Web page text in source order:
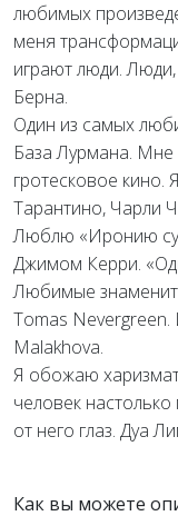
любимых
меня
играют люди.
Берна.
Один из самых
База Лурмана. Мне
гротесковое
Тарантино, Чарли
Люблю «Иронию
Джимом Керри.
Любимые
Tomas Nevergreen.
Malakhova.
Я обожаю
человек
от него глаз. Дуа
Как вы можете